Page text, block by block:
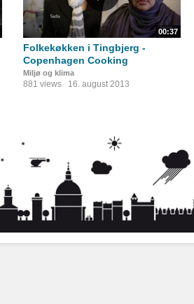
00:37
Folkekøkken i Tingbjerg -
Copenhagen Cooking
Miljø og klima
881 views 16. august 2013